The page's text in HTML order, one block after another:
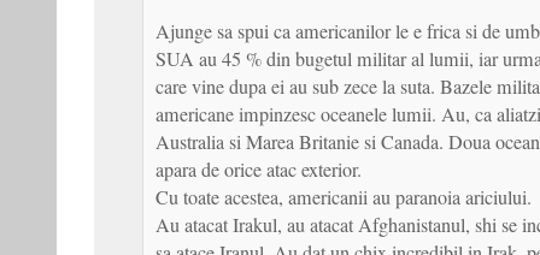
Ajunge sa spui ca americanilor le e frica si de
SUA au 45 % din bugetul militar al lumii, iar
care vine dupa ei au sub zece la suta. Bazele
americane impinzesc oceanele lumii. Au, ca
Australia si Marea Britanie si Canada. Doua
apara de orice atac exterior.
Cu toate acestea, americanii au paranoia ariciului.
Au atacat Irakul, au atacat Afghanistanul, shi se